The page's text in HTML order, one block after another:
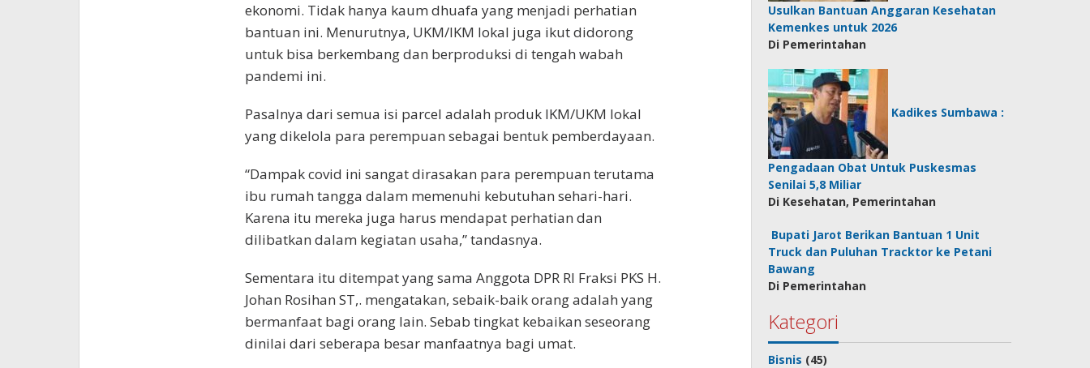
ekonomi. Tidak hanya kaum dhuafa yang menjadi perhatian
bantuan ini. Menurutnya, UKM/IKM lokal juga ikut didorong
untuk bisa berkembang dan berproduksi di tengah wabah
pandemi ini.
Pasalnya dari semua isi parcel adalah produk IKM/UKM lokal
yang dikelola para perempuan sebagai bentuk pemberdayaan.
“Dampak covid ini sangat dirasakan para perempuan terutama
ibu rumah tangga dalam memenuhi kebutuhan sehari-hari.
Karena itu mereka juga harus mendapat perhatian dan
dilibatkan dalam kegiatan usaha,” tandasnya.
Sementara itu ditempat yang sama Anggota DPR RI Fraksi PKS H.
Johan Rosihan ST,. mengatakan, sebaik-baik orang adalah yang
bermanfaat bagi orang lain. Sebab tingkat kebaikan seseorang
dinilai dari seberapa besar manfaatnya bagi umat.
Usulkan Bantuan Anggaran Kesehatan
Kemenkes untuk 2026
Di Pemerintahan
Kadikes Sumbawa :
Pengadaan Obat Untuk Puskesmas
Senilai 5,8 Miliar
Di Kesehatan, Pemerintahan
Bupati Jarot Berikan Bantuan 1 Unit
Truck dan Puluhan Tracktor ke Petani
Bawang
Di Pemerintahan
Kategori
Bisnis (45)